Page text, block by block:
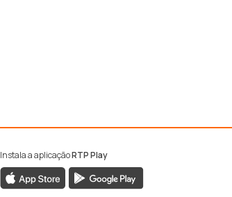
Instala a aplicaçãoRTP Play